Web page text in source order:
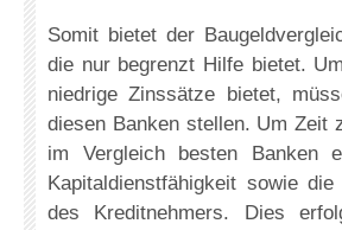
Somit bietet der
die nur begrenzt Hilfe bietet.
niedrige Zinssätze bietet,
diesen Banken stellen. Um Zeit
im Vergleich besten Banken
Kapitaldienstfähigkeit sowie
des Kreditnehmers. Dies